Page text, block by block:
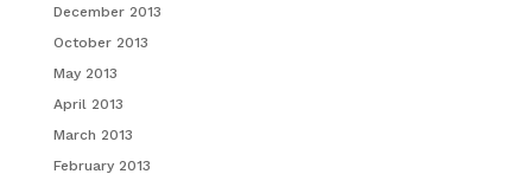
December 2013
October 2013
May 2013
April 2013
March 2013
February 2013